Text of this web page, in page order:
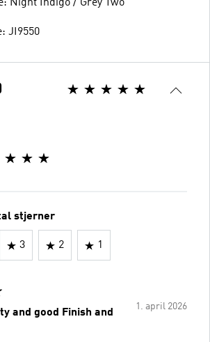
Night Indigo / Grey Two
JI9550
stjerner
3 2 1
1. april 2026
and good Finish and